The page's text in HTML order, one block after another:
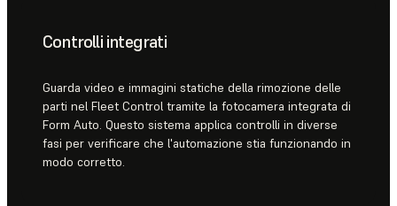
Controlli integrati
Guarda video e immagini statiche della rimozione delle
parti nel Fleet Control tramite la fotocamera integrata di
Form Auto. Questo sistema applica controlli in diverse
fasi per verificare che l'automazione stia funzionando in
modo corretto.